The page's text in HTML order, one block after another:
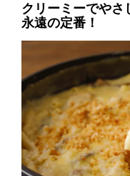
クリーミーでやさ
永遠の定番！